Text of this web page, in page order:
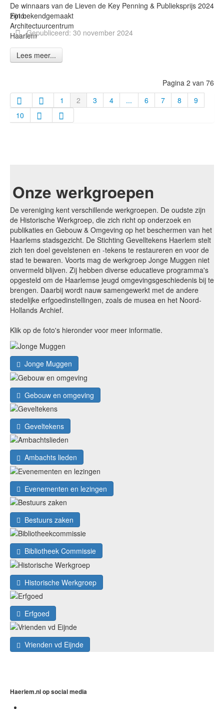
Foto:
Architectuurcentrum
Haarlem
De winnaars van de Lieven de Key Penning & Publieksprijs 2024
zijn bekendgemaakt
Gepubliceerd: 30 november 2024
Lees meer...
Pagina 2 van 76
1
2 3 4 ... 6 7 8
9
10
Onze werkgroepen
De vereniging kent verschillende werkgroepen. De oudste zijn
de Historische Werkgroep, die zich richt op onderzoek en
publikaties en Gebouw & Omgeving op het beschermen van het
Haarlems stadsgezicht. De Stichting Gevelltekens Haerlem stelt
zich ten doel gevelstenen en -tekens te restaureren en voor de
stad te bewaren. Voorts mag de werkgroep Jonge Muggen niet
onvermeld blijven. Zij hebben diverse educatieve programma's
opgesteld om de Haarlemse jeugd omgevingsgeschiedenis bij te
brengen. Daarbij wordt nauw samengewerkt met de andere
stedelijke erfgoedinstellingen, zoals de musea en het Noord-
Hollands Archief.
Klik op de foto's hieronder voor meer informatie.
Jonge Muggen
Gebouw en omgeving
Geveltekens
Ambachts lieden
Evenementen en lezingen
Bestuurs zaken
Bibliotheek Commissie
Historische Werkgroep
Erfgoed
Vrienden vd Eijnde
Haerlem.nl op social media